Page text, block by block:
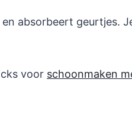
absorbeert geurtjes.
voor schoonmaken